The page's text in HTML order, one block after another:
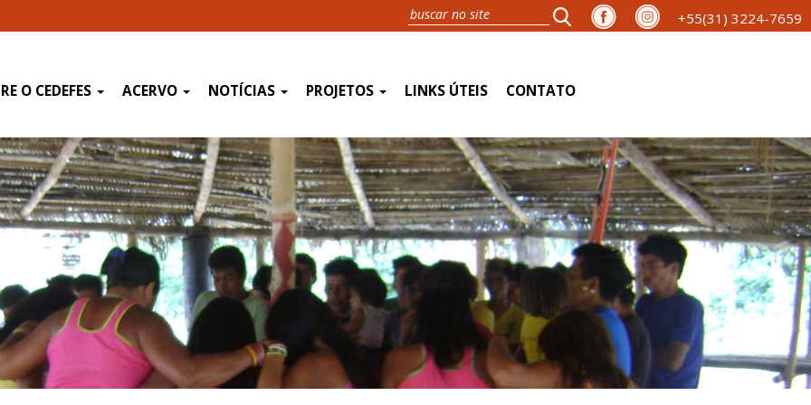
+55(31) 3224-7659
O CEDEFES ACERVO NOTÍCIAS PROJETOS LINKS ÚTEIS CONTATO